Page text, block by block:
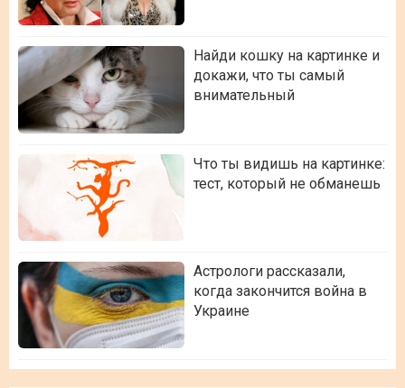
Найди кошку на картинке и
докажи, что ты самый
внимательный
Что ты видишь на картинке:
тест, который не обманешь
Астрологи рассказали,
когда закончится война в
Украине